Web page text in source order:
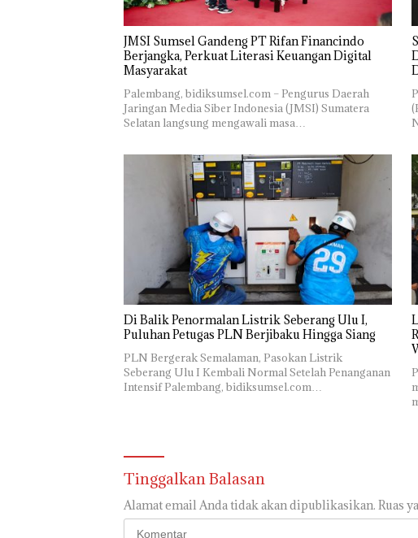
JMSI Sumsel Gandeng PT Rifan Financindo
Berjangka, Perkuat Literasi Keuangan Digital
Masyarakat
Palembang, bidiksumsel.com – Pengurus Daerah
Jaringan Media Siber Indonesia (JMSI) Sumatera
Selatan langsung mengawali masa…
Di Balik Penormalan Listrik Seberang Ulu I,
Puluhan Petugas PLN Berjibaku Hingga Siang
PLN Bergerak Semalaman, Pasokan Listrik
Seberang Ulu I Kembali Normal Setelah Penanganan
Intensif Palembang, bidiksumsel.com…
Tinggalkan Balasan
Alamat email Anda tidak akan dipublikasikan. Ruas